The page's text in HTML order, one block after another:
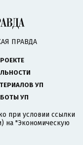
ПРАВДА
УП
УП
при условии ссылки
на "Экономическую